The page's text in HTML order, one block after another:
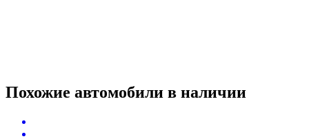
Похожие автомобили в наличии